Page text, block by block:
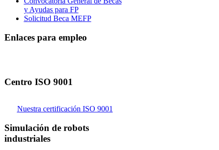
y Ayudas para FP
Solicitud Beca MEFP
Enlaces para empleo
Centro ISO 9001
Nuestra certificación ISO 9001
Simulación de robots
industriales